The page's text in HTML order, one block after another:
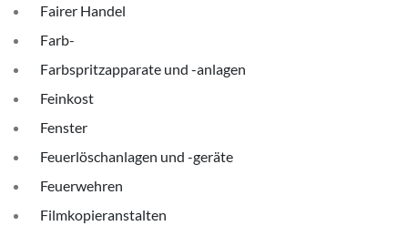
Fairer Handel
Farb-
Farbspritzapparate und -anlagen
Feinkost
Fenster
Feuerlöschanlagen und -geräte
Feuerwehren
Filmkopieranstalten